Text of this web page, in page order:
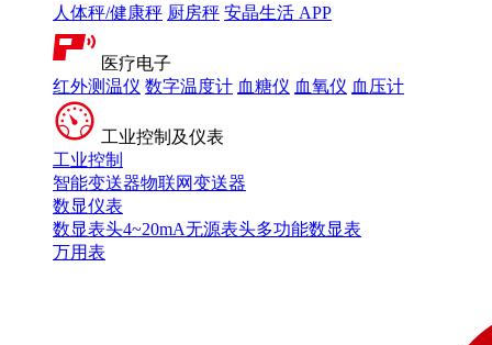
人体秤/健康秤 厨房秤 安晶生活 APP
医疗电子
红外测温仪 数字温度计 血糖仪 血氧仪 血压计
工业控制及仪表
工业控制
智能变送器物联网变送器
数显仪表
数显表头4~20mA无源表头多功能数显表
万用表